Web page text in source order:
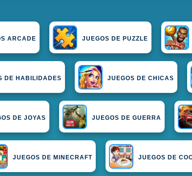
ARCADE JUEGOS DE PUZZLE
DE HABILIDADES JUEGOS DE CHICAS
DE JOYAS JUEGOS DE GUERRA
JUEGOS DE MINECRAFT JUEGOS DE